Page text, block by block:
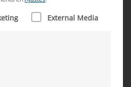
de
de
GRUPOS DE SERVICIOS
External Media